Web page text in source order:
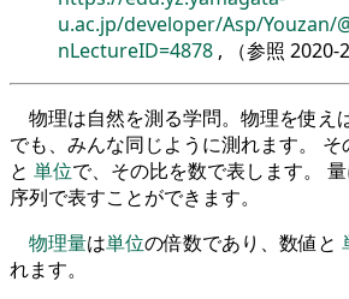
u.ac.jp/developer/Asp/Youzan/
nLectureID=4878 , （参照 2020-
物理は自然を測る学問。物理を使え
でも、みんな同じように測れます。
と 単位で、その比を数で表します。
序列で表すことができます。
物理量は単位の倍数であり、数値と
れます。